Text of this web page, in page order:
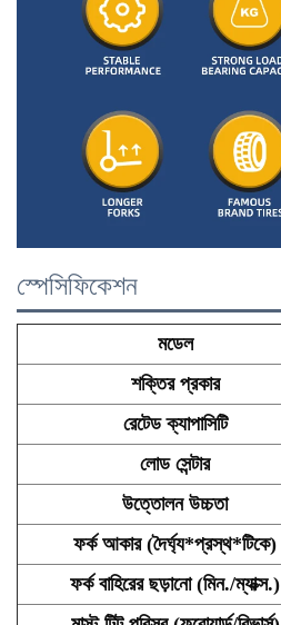
স্পেসিফিকেশন
মডেল
শক্তির প্রকার
রেটেড ক্যাপাসিটি
লোড সেন্টার
উত্তোলন উচ্চতা
ফর্ক আকার (দৈর্ঘ্য*প্রস্থ*টিকে)
ফর্ক বাহিরের ছড়ানো (মিন./ম্যাক্স.)